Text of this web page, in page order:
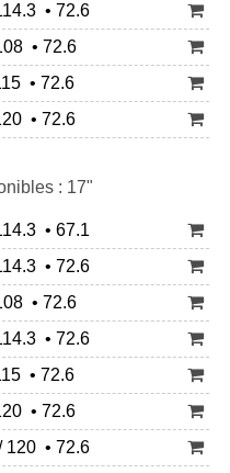
• 72.6
• 72.6
• 72.6
• 72.6
: 17"
• 67.1
• 72.6
• 72.6
• 72.6
• 72.6
• 72.6
120 • 72.6